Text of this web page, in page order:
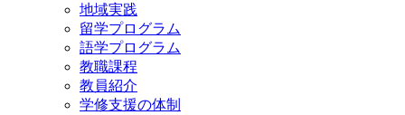
地域実践
留学プログラム
語学プログラム
教職課程
教員紹介
学修支援の体制